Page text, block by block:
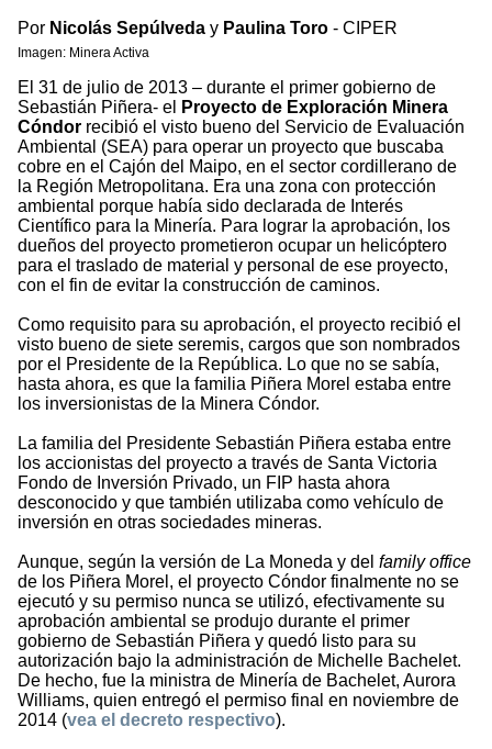
Por Nicolás Sepúlveda y Paulina Toro - CIPER
Imagen: Minera Activa
El 31 de julio de 2013 – durante el primer gobierno de
Sebastián Piñera- el
Proyecto de Exploración Minera
Cóndor recibió el visto bueno del Servicio de Evaluación
Ambiental (SEA) para operar un proyecto que buscaba
cobre en el Cajón del Maipo, en el sector cordillerano de
la Región Metropolitana. Era una zona con protección
ambiental porque había sido declarada de Interés
Científico para la Minería. Para lograr la aprobación, los
dueños del proyecto prometieron ocupar un helicóptero
para el traslado de material y personal de ese proyecto,
con el fin de evitar la construcción de caminos.
Como requisito para su aprobación, el proyecto recibió el
visto bueno de siete seremis, cargos que son nombrados
por el Presidente de la República. Lo que no se sabía,
hasta ahora, es que la familia Piñera Morel estaba entre
los inversionistas de la Minera Cóndor.
La familia del Presidente Sebastián Piñera estaba entre
los accionistas del proyecto a través de Santa Victoria
Fondo de Inversión Privado, un FIP hasta ahora
desconocido y que también utilizaba como vehículo de
inversión en otras sociedades mineras.
Aunque, según la versión de La Moneda y del family office
de los Piñera Morel, el proyecto Cóndor finalmente no se
ejecutó y su permiso nunca se utilizó, efectivamente su
aprobación ambiental se produjo durante el primer
gobierno de Sebastián Piñera y quedó listo para su
autorización bajo la administración de Michelle Bachelet.
De hecho, fue la ministra de Minería de Bachelet, Aurora
Williams, quien entregó el permiso final en noviembre de
2014 (vea el decreto respectivo).